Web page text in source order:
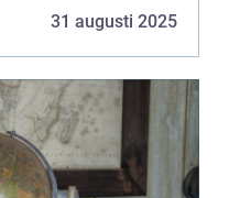
31 augusti 2025